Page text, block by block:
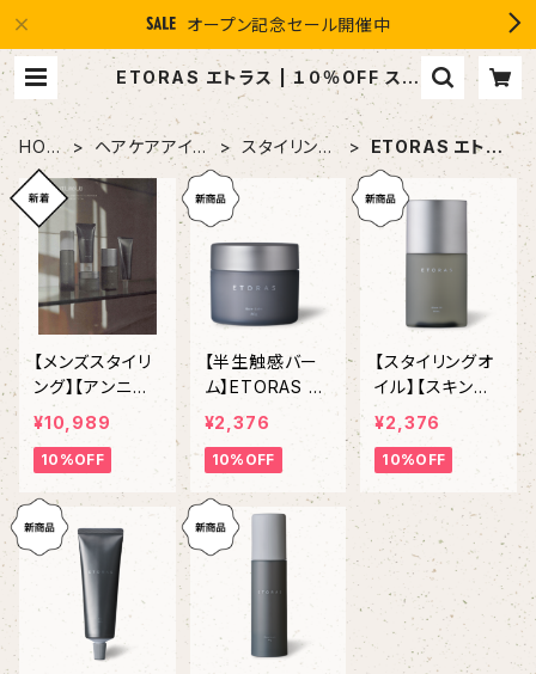
オープン記念セール開催中
ETORAS エトラス | １０％OFF スマ
イルグループ感謝店 #イマヘア the
U 強髪
HOM
E
ヘアケアアイテ
ム
スタイリング
剤
ETORAS エトラ
ス
【メンズスタイリ
ング】【アンニュ
イスタイリング】
HOYU ETO
RAS シリーズ
５本フルセット
¥10,989
10%OFF
【半生触感バー
ム】ETORAS Ra
re Balm エト
ラスレアバー
ム 80g
¥2,376
10%OFF
【スタイリングオ
イル】【スキンケ
アオイル】ETOR
AS Glaze Oil
エトラス グ
レイズオイル 8
0mL / 2,640 Y
EN
¥2,376
10%OFF